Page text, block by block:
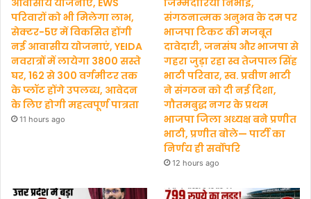
परिवारों को भी मिलेगा लाभ,
सेक्टर-5ए में विकसित होंगी
नई आवासीय योजनाएं, YEIDA
नवरात्रों में लायेगा 3800 सस्ते
घर, 162 से 300 वर्गमीटर तक
के प्लॉट होंगे उपलब्ध, आवेदन
के लिए होगी महत्वपूर्ण पात्रता
11 hours ago
संगठनात्मक अनुभव के दम पर
भाजपा टिकट की मजबूत
दावेदारी, जनसंघ और भाजपा से
गहरा जुड़ा रहा स्व तेजपाल सिंह
भाटी परिवार, स्व. प्रवीण भाटी
ने संगठन को दी नई दिशा,
गौतमबुद्ध नगर के प्रथम
भाजपा जिला अध्यक्ष बने प्रणीत
भाटी, प्रणीत बोले— पार्टी का
निर्णय ही सर्वोपरि
12 hours ago